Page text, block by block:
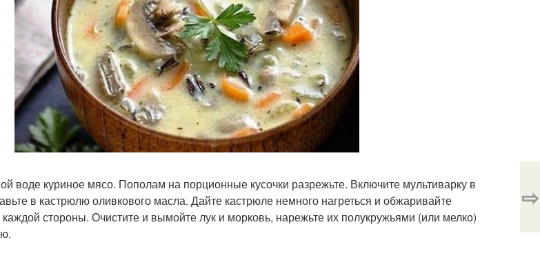
воде куриное мясо. Пополам на порционные кусочки разрежьте. Включите мультиварку в
в кастрюлю оливкового масла. Дайте кастрюле немного нагреться и обжаривайте
каждой стороны. Очистите и вымойте лук и морковь, нарежьте их полукружьями (или мелко)
⇨